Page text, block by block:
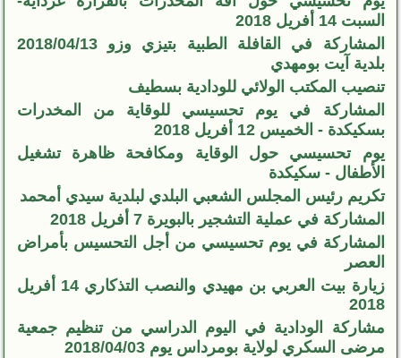
السبت 14 أفريل 2018
المشاركة في القافلة الطبية بتيزي وزو 2018/04/13
بلدية آيت بومهدي
تنصيب المكتب الولائي للودادية بسطيف
المشاركة في يوم تحسيسي للوقاية من المخدرات
بسكيكدة - الخميس 12 أفريل 2018
يوم تحسيسي حول الوقاية ومكافحة ظاهرة تشغيل
الأطفال - سكيكدة
تكريم رئيس المجلس الشعبي البلدي لبلدية سيدي أمحمد
المشاركة في عملية التشجير بالبويرة 7 أفريل 2018
المشاركة في يوم تحسيسي من أجل التحسيس بأمراض
العصر
زيارة بيت العربي بن مهيدي والنصب التذكاري 14 أفريل
2018
مشاركة الودادية في اليوم الدراسي من تنظيم جمعية
مرضى السكري لولاية بومرداس يوم 2018/04/03